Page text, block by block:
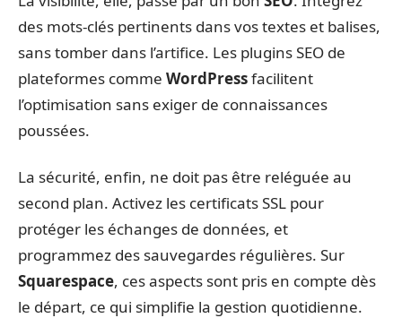
des mots-clés pertinents dans vos textes et balises,
sans tomber dans l’artifice. Les plugins SEO de
plateformes comme WordPressfacilitent
l’optimisation sans exiger de connaissances
poussées.
La sécurité, enfin, ne doit pas être reléguée au
second plan. Activez les certificats SSL pour
protéger les échanges de données, et
programmez des sauvegardes régulières. Sur
Squarespace, ces aspects sont pris en compte dès
le départ, ce qui simplifie la gestion quotidienne.